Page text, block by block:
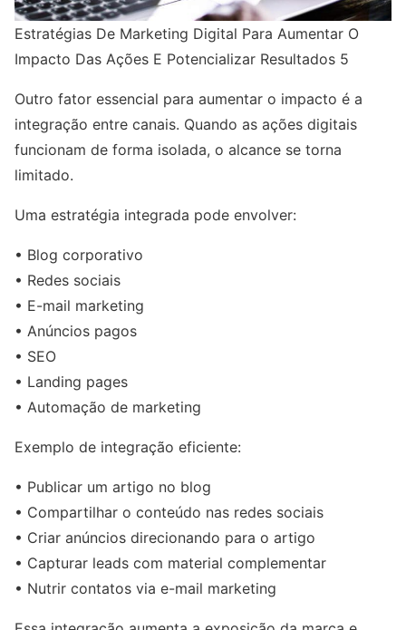
Estratégias De Marketing Digital Para Aumentar O
Impacto Das Ações E Potencializar Resultados 5
Outro fator essencial para aumentar o impacto é a
integração entre canais. Quando as ações digitais
funcionam de forma isolada, o alcance se torna
limitado.
Uma estratégia integrada pode envolver:
• Blog corporativo
• Redes sociais
• E-mail marketing
• Anúncios pagos
• SEO
• Landing pages
• Automação de marketing
Exemplo de integração eficiente:
• Publicar um artigo no blog
• Compartilhar o conteúdo nas redes sociais
• Criar anúncios direcionando para o artigo
• Capturar leads com material complementar
• Nutrir contatos via e-mail marketing